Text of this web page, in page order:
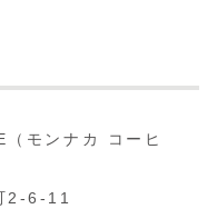
モンナカ コーヒ
2-6-11